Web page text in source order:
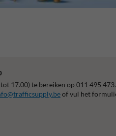
17.00) te bereiken op 011 495 473.
of vul het